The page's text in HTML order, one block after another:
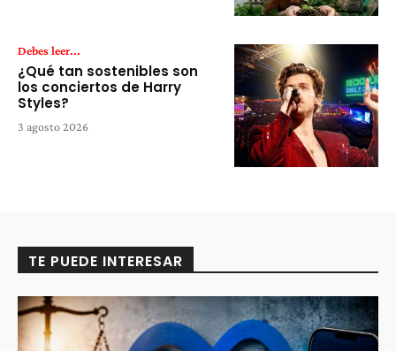
Debes leer...
¿Qué tan sostenibles son
los conciertos de Harry
Styles?
3 agosto 2026
TE PUEDE INTERESAR